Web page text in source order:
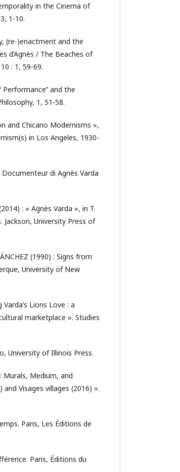
in the Cinema of
1-10.
(re-)enactment and the
d’Agnès / The Beaches of
: 1, 59-69.
and the
1, 51-58.
and Chicano Modernisms »,
in Los Angeles, 1930-
di Agnès Varda
: « Agnès Varda », in T.
Jackson, University Press of
(1990) : Signs from
University of New
Lions Love : a
marketplace ». Studies
University of Illinois Press.
Murals, Medium, and
Visages villages (2016) ».
Paris, Les Éditions de
Paris, Éditions du